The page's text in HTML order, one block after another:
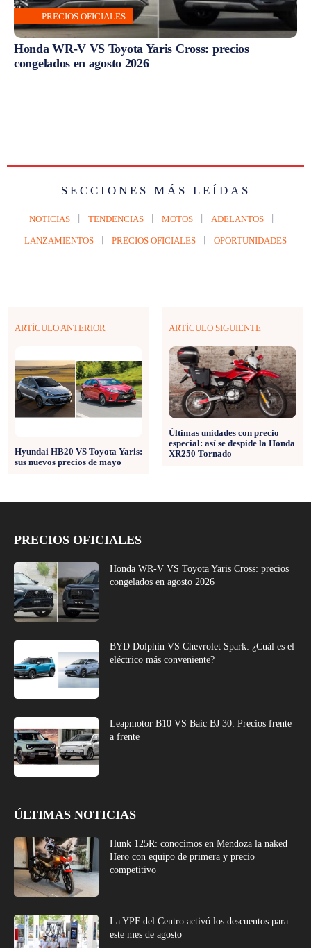
PRECIOS OFICIALES
Honda WR-V VS Toyota Yaris Cross: precios
congelados en agosto 2026
SECCIONES MÁS LEÍDAS
NOTICIAS TENDENCIAS MOTOS ADELANTOS
LANZAMIENTOS PRECIOS OFICIALES OPORTUNIDADES
ARTÍCULO ANTERIOR
Hyundai HB20 VS Toyota Yaris:
sus nuevos precios de mayo
ARTÍCULO SIGUIENTE
Últimas unidades con precio
especial: así se despide la Honda
XR250 Tornado
PRECIOS OFICIALES
Honda WR-V VS Toyota Yaris Cross: precios
congelados en agosto 2026
BYD Dolphin VS Chevrolet Spark: ¿Cuál es el
eléctrico más conveniente?
Leapmotor B10 VS Baic BJ 30: Precios frente
a frente
ÚLTIMAS NOTICIAS
Hunk 125R: conocimos en Mendoza la naked
Hero con equipo de primera y precio
competitivo
La YPF del Centro activó los descuentos para
este mes de agosto